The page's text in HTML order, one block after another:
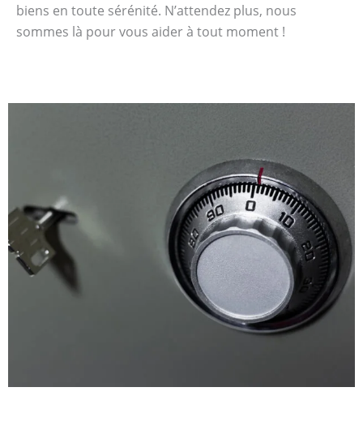
biens en toute sérénité. N’attendez plus, nous
sommes là pour vous aider à tout moment !